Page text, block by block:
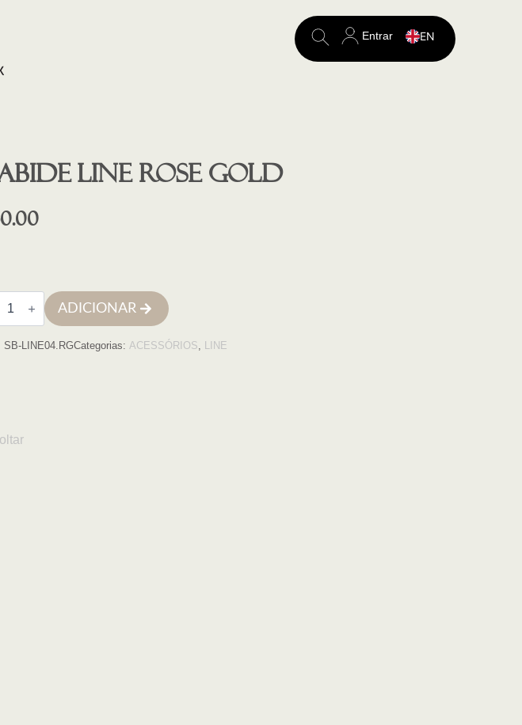
Search
Entrar EN
LINE ROSE GOLD
ADICIONAR
SB-LINE04.RGCategorias: ACESSÓRIOS, LINE